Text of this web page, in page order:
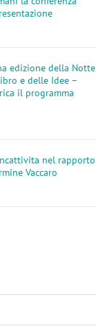
edizione della Notte
e delle Idee –
il programma
nel rapporto
Vaccaro